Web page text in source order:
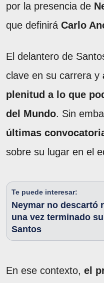
por la presencia de
que definirá Carlo
El delantero de
clave en su carrera y
plenitud a lo que
del Mundo. Sin
últimas
sobre su lugar en el
Te puede interesar:
Neymar no descartó
una vez terminado
Santos
En ese contexto, el